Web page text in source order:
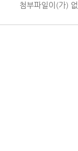
첨부파일이(가)